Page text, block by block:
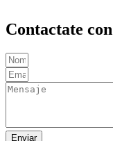
Contactate
Enviar